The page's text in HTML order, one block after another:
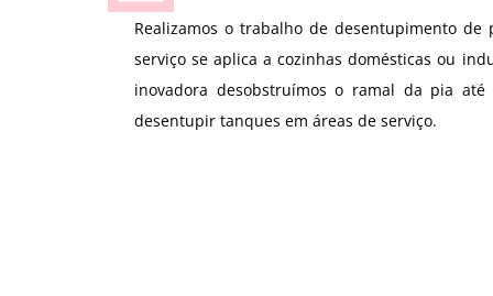
Realizamos o trabalho de desentupimento
serviço se aplica a cozinhas domésticas ou
inovadora desobstruímos o ramal da pia
desentupir tanques em áreas de serviço.